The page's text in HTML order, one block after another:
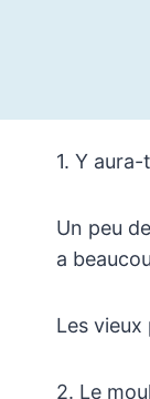
1. Y
Un peu
a
Les vieux
2. Le